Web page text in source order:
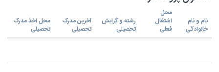
نام و نام
خانوادگی
محل
اشتغال
فعلی
رشته و گرایش
تحصیلی
آخرین مدرک
تحصیلی
محل اخذ مدرک
تحصیلی